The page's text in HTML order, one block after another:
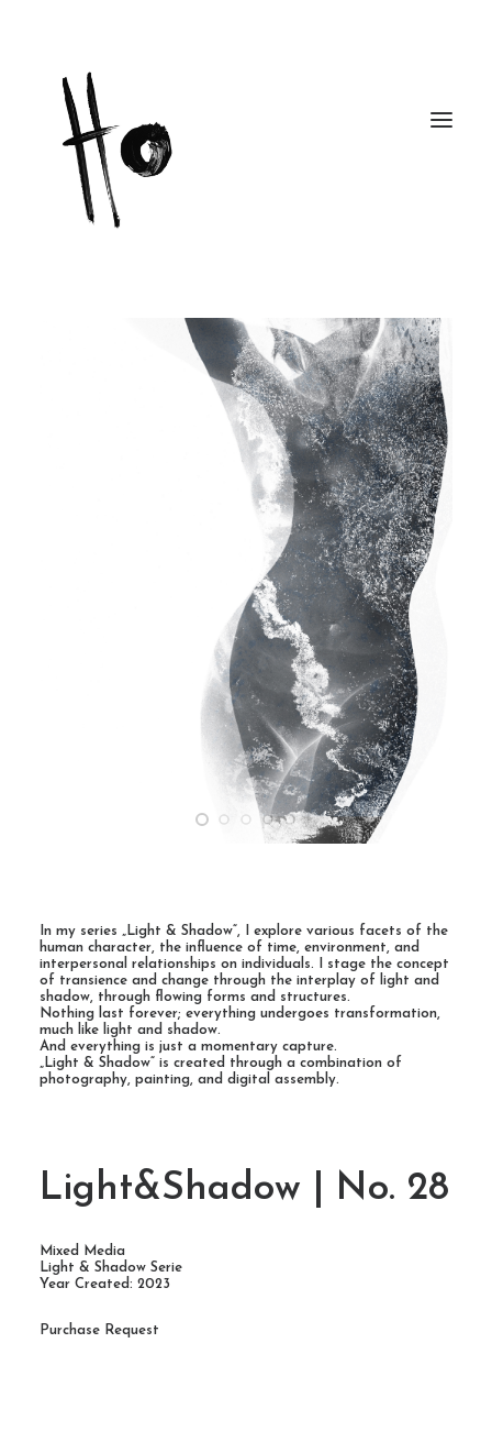
Works
About
Workshops
Publications
Contact
Cart
In my series „Light & Shadow“, I explore various facets of the
human character, the influence of time, environment, and
interpersonal relationships on individuals. I stage the concept
of transience and change through the interplay of light and
shadow, through flowing forms and structures.
Nothing last forever; everything undergoes transformation,
much like light and shadow.
And everything is just a momentary capture.
„Light & Shadow“ is created through a combination of
photography, painting, and digital assembly.
Light&Shadow | No. 28
Mixed Media
Light & Shadow Serie
Year Created: 2023
Purchase Request